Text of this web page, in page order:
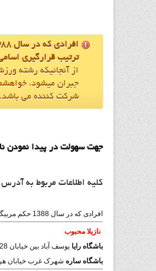
افرادی که در سال 1388 حکم مربیگری دریافت نموده اند
ترتیب قرارگیری
از آنجائيکه رشته
جبران ميشود،
شرکت کننده مي باشد.
جهت سهولت در پيدا نمودن
کليه اطلاعات مربوط به آدرس
افرادی که در سال 1388 حکم مربیگری دریافت نموده اند
نازیلا محبوب
باشگاه رایا یوسف آباد بین خیابان 28 و سی ام پلاک 232 جهت اطلاع از ساعت و روزهای کلاس ها لطفا تماس بگیرید تلفن88721492
باشگاه ساره شهرک غرب خیابان هرمزان برج 3جهت اطلاع از ساعت و روزهای کلاس ها